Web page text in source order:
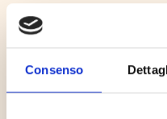
Consenso
N.
Piccolissimo